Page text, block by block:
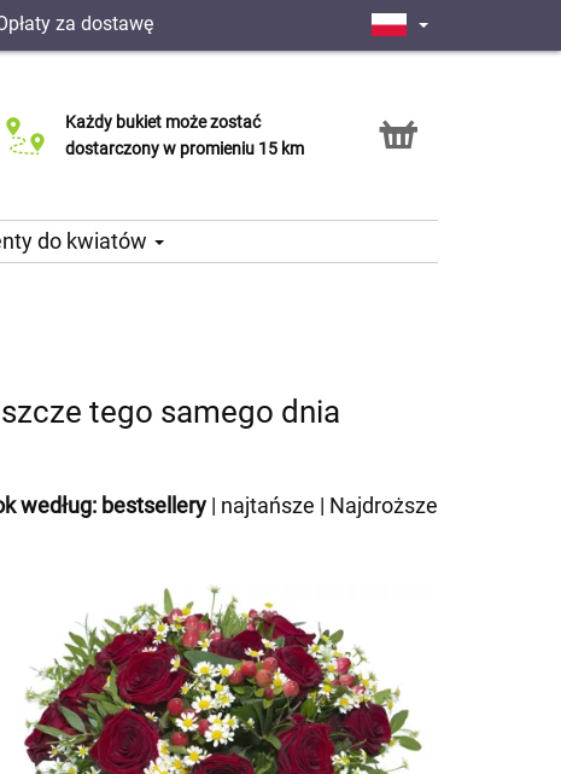
za dostawę
Każdy bukiet może zostać
dostarczony w promieniu 15 km
Usługa Click & Collect
do kwiatów
tego samego dnia
według: bestsellery | najtańsze | Najdroższe